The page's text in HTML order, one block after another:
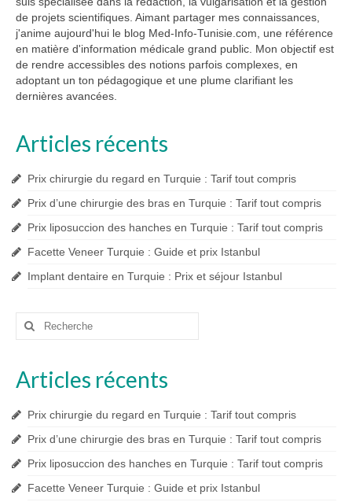
de projets scientifiques. Aimant partager mes connaissances,
j'anime aujourd'hui le blog Med-Info-Tunisie.com, une référence
en matière d'information médicale grand public. Mon objectif est
de rendre accessibles des notions parfois complexes, en
adoptant un ton pédagogique et une plume clarifiant les
dernières avancées.
Articles récents
Prix chirurgie du regard en Turquie : Tarif tout compris
Prix d’une chirurgie des bras en Turquie : Tarif tout compris
Prix liposuccion des hanches en Turquie : Tarif tout compris
Facette Veneer Turquie : Guide et prix Istanbul
Implant dentaire en Turquie : Prix et séjour Istanbul
Rechercher
Articles récents
Prix chirurgie du regard en Turquie : Tarif tout compris
Prix d’une chirurgie des bras en Turquie : Tarif tout compris
Prix liposuccion des hanches en Turquie : Tarif tout compris
Facette Veneer Turquie : Guide et prix Istanbul